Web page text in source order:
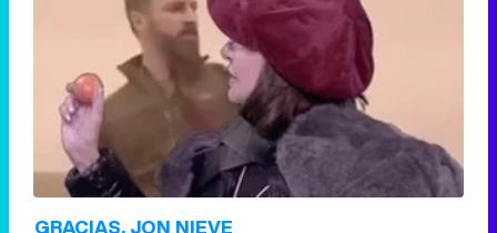
GRACIAS, JON NIEVE